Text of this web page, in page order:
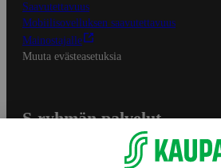
Saavutettavuus
Mobiilisovelluksen saavutettavuus
Mainostajalle
Muuta evästeasetuksia
S-ryhmän palvelut